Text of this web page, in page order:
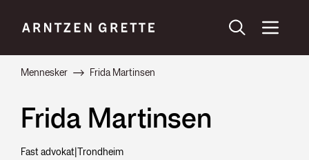
Mennesker Frida Martinsen
Frida Martinsen
Fast advokat|Trondheim